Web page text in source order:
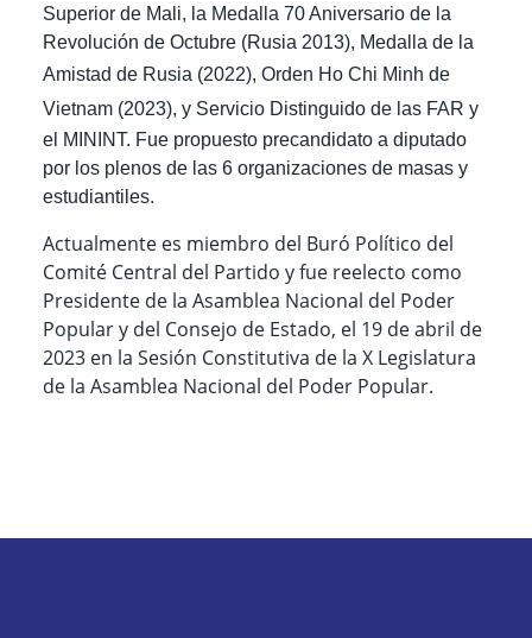
Superior de Mali, la Medalla 70 Aniversario de la
Revolución de Octubre (Rusia 2013), Medalla de la
Amistad de Rusia (2022), Orden Ho Chi Minh de
Vietnam (2023), y Servicio Distinguido de las FAR y
el MININT. Fue propuesto precandidato a diputado
por los plenos de las 6 organizaciones de masas y
estudiantiles.
Actualmente es miembro del Buró Político del
Comité Central del Partido y fue reelecto como
Presidente de la Asamblea Nacional del Poder
Popular y del Consejo de Estado, el 19 de abril de
2023 en la Sesión Constitutiva de la X Legislatura
de la Asamblea Nacional del Poder Popular.